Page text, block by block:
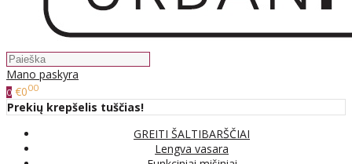
Mano paskyra
0 €000
Prekių krepšelis tuščias!
GREITI ŠALTIBARŠČIAI
Lengva vasara